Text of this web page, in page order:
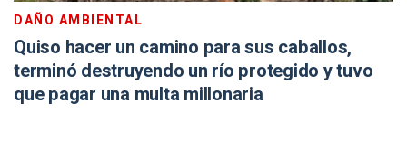
DAÑO AMBIENTAL
Quiso hacer un camino para sus caballos,
terminó destruyendo un río protegido y tuvo
que pagar una multa millonaria